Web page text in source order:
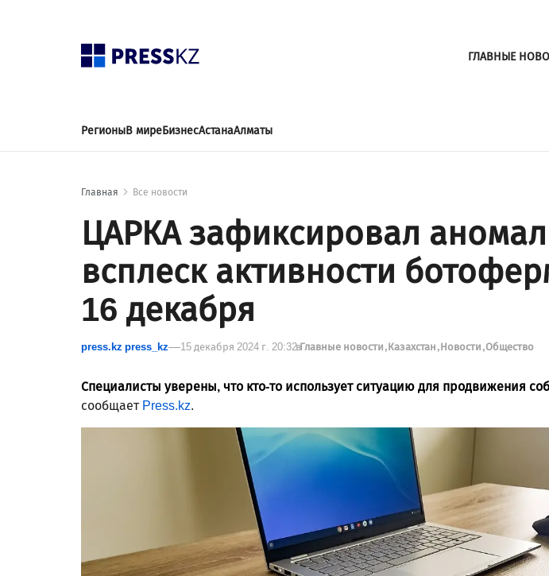
ГЛАВНЫЕ
РегионыВ миреБизнесАстанаАлматы
Главная Все новости
ЦАРКА зафиксировал
всплеск активности
16 декабря
press.kz press_kz 15 декабря 2024 г. 20:32вГлавные новости Казахстан НовостиОбщество
Специалисты уверены, что кто-то использует ситуацию для продвижения
сообщает Press.kz.